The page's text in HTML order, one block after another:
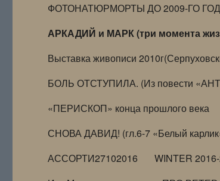
ФОТОНАТЮРМОРТЫ ДО 2009-ГО
АРКАДИЙ и МАРК (три момента
Выставка живописи
БОЛЬ ОТСТУПИЛА. (Из повести
«ПЕРИСКОП» конца прошлого века
СНОВА ДАВИД! (гл.6-7 «Белый
АССОРТИ27102016
WINTER